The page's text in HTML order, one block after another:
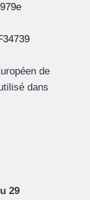
de
dans
29